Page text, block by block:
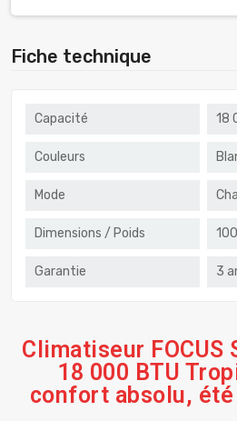
Fiche technique
Capacité 18
Couleurs
Mode
Dimensions / Poids
Garantie 3
Climatiseur
18 000 BTU
confort absolu,